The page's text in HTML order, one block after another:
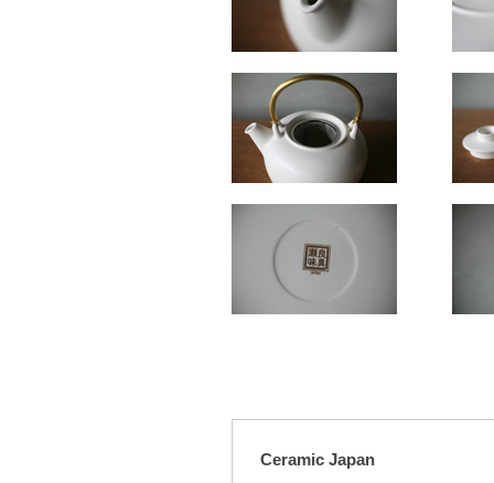
Ceramic Japan